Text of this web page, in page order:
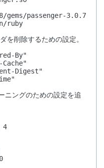
passenger-3.0.7
ruby
を削除するための設定。
By"
Digest"
ングのための設定を追
4